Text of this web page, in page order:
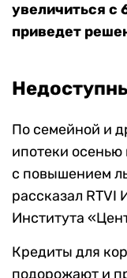
увеличиться с
приведет
По семейной и
ипотеки
с повышением
рассказал RTVI
Института
Кредиты для
подорожают и